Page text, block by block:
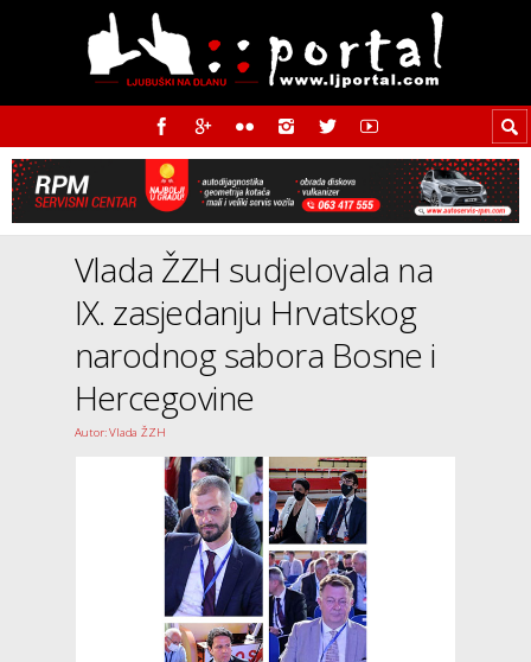
Vlada ŽZH sudjelovala na
IX. zasjedanju Hrvatskog
narodnog sabora Bosne i
Hercegovine
Autor: Vlada ŽZH